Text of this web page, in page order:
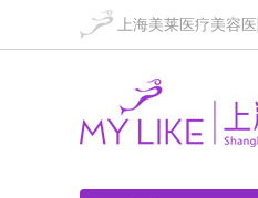
上海美莱医疗美容